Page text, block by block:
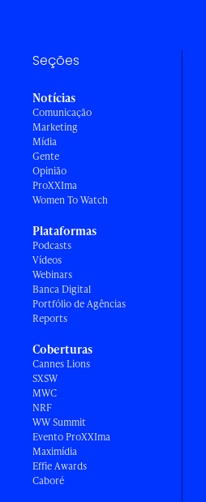
Seções
Notícias
Comunicação
Marketing
Mídia
Gente
Opinião
ProXXIma
Women To Watch
Plataformas
Podcasts
Vídeos
Webinars
Banca Digital
Portfólio de Agências
Reports
Coberturas
Cannes Lions
SXSW
MWC
NRF
WW Summit
Evento ProXXIma
Maximídia
Effie Awards
Caboré